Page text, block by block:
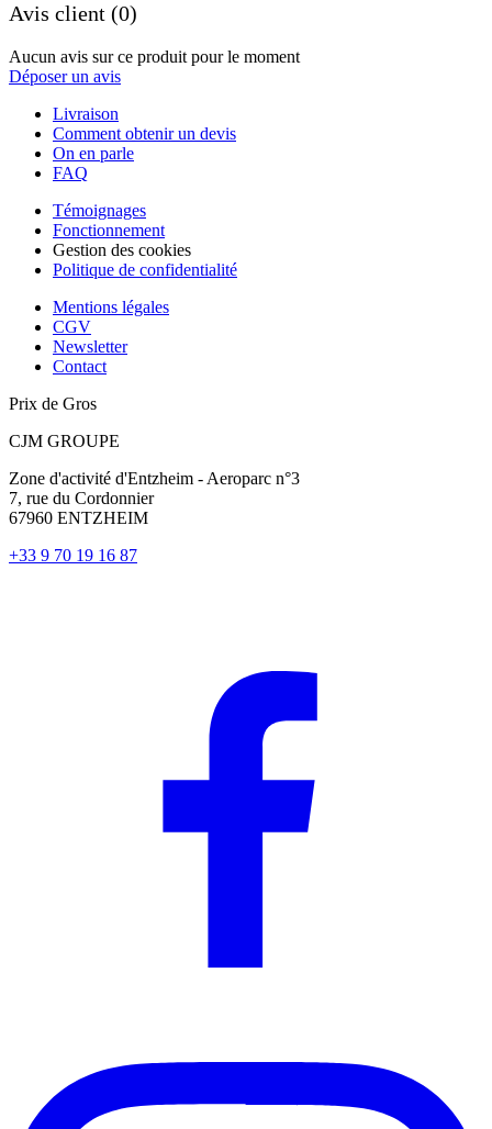
Avis client (0)
Aucun avis sur ce produit pour le moment
Déposer un avis
Livraison
Comment obtenir un devis
On en parle
FAQ
Témoignages
Fonctionnement
Gestion des cookies
Politique de confidentialité
Mentions légales
CGV
Newsletter
Contact
Prix de Gros
CJM GROUPE
Zone d'activité d'Entzheim - Aeroparc n°3
7, rue du Cordonnier
67960 ENTZHEIM
+33 9 70 19 16 87